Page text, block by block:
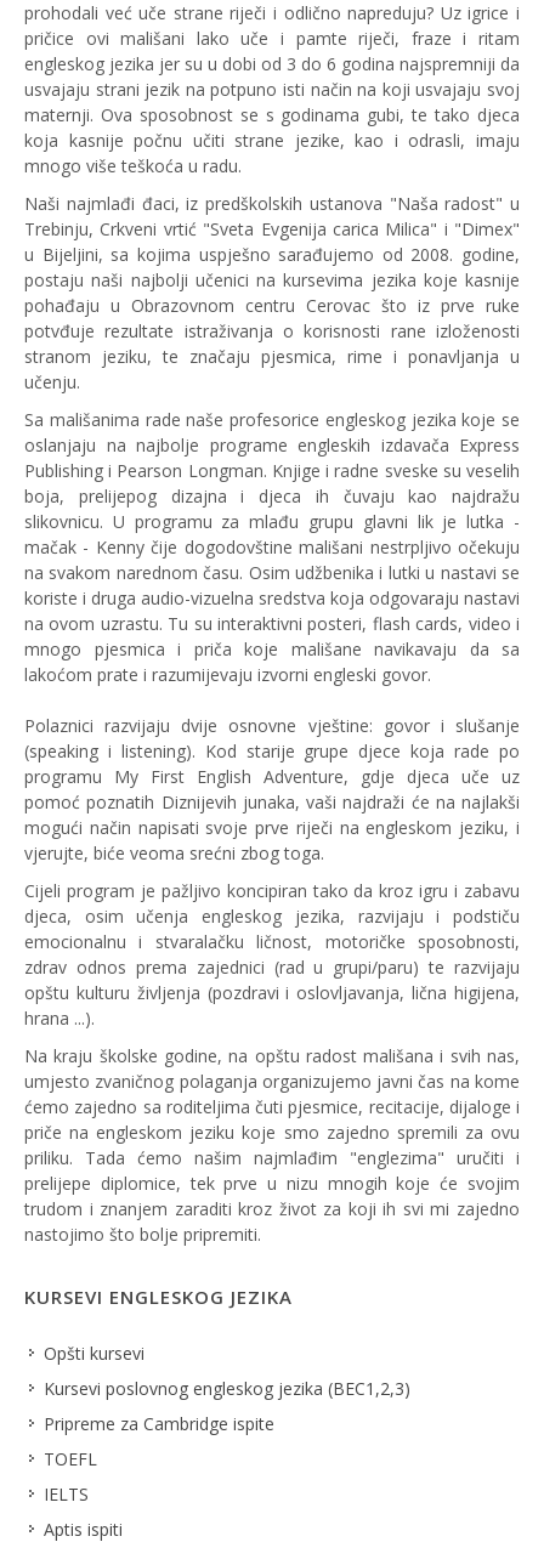
prohodali već uče strane riječi i odlično napreduju? Uz igrice i
pričice ovi mališani lako uče i pamte riječi, fraze i ritam
engleskog jezika jer su u dobi od 3 do 6 godina najspremniji da
usvajaju strani jezik na potpuno isti način na koji usvajaju svoj
maternji. Ova sposobnost se s godinama gubi, te tako djeca
koja kasnije počnu učiti strane jezike, kao i odrasli, imaju
mnogo više teškoća u radu.
Naši najmlađi đaci, iz predškolskih ustanova "Naša radost" u
Trebinju, Crkveni vrtić "Sveta Evgenija carica Milica" i "Dimex"
u Bijeljini, sa kojima uspješno sarađujemo od 2008. godine,
postaju naši najbolji učenici na kursevima jezika koje kasnije
pohađaju u Obrazovnom centru Cerovac što iz prve ruke
potvđuje rezultate istraživanja o korisnosti rane izloženosti
stranom jeziku, te značaju pjesmica, rime i ponavljanja u
učenju.
Sa mališanima rade naše profesorice engleskog jezika koje se
oslanjaju na najbolje programe engleskih izdavača Express
Publishing i Pearson Longman. Knjige i radne sveske su veselih
boja, prelijepog dizajna i djeca ih čuvaju kao najdražu
slikovnicu. U programu za mlađu grupu glavni lik je lutka -
mačak - Kenny čije dogodovštine mališani nestrpljivo očekuju
na svakom narednom času. Osim udžbenika i lutki u nastavi se
koriste i druga audio-vizuelna sredstva koja odgovaraju nastavi
na ovom uzrastu. Tu su interaktivni posteri, flash cards, video i
mnogo pjesmica i priča koje mališane navikavaju da sa
lakoćom prate i razumijevaju izvorni engleski govor.
Polaznici razvijaju dvije osnovne vještine: govor i slušanje
(speaking i listening). Kod starije grupe djece koja rade po
programu My First English Adventure, gdje djeca uče uz
pomoć poznatih Diznijevih junaka, vaši najdraži će na najlakši
mogući način napisati svoje prve riječi na engleskom jeziku, i
vjerujte, biće veoma srećni zbog toga.
Cijeli program je pažljivo koncipiran tako da kroz igru i zabavu
djeca, osim učenja engleskog jezika, razvijaju i podstiču
emocionalnu i stvaralačku ličnost, motoričke sposobnosti,
zdrav odnos prema zajednici (rad u grupi/paru) te razvijaju
opštu kulturu življenja (pozdravi i oslovljavanja, lična higijena,
hrana ...).
Na kraju školske godine, na opštu radost mališana i svih nas,
umjesto zvaničnog polaganja organizujemo javni čas na kome
ćemo zajedno sa roditeljima čuti pjesmice, recitacije, dijaloge i
priče na engleskom jeziku koje smo zajedno spremili za ovu
priliku. Tada ćemo našim najmlađim "englezima" uručiti i
prelijepe diplomice, tek prve u nizu mnogih koje će svojim
trudom i znanjem zaraditi kroz život za koji ih svi mi zajedno
nastojimo što bolje pripremiti.
KURSEVI ENGLESKOG JEZIKA
Opšti kursevi
Kursevi poslovnog engleskog jezika (BEC1,2,3)
Pripreme za Cambridge ispite
TOEFL
IELTS
Aptis ispiti